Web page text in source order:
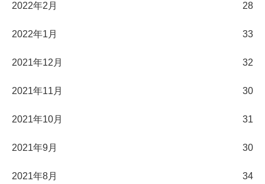
2022年2月 28
2022年1月 33
2021年12月 32
2021年11月 30
2021年10月 31
2021年9月 30
2021年8月 34